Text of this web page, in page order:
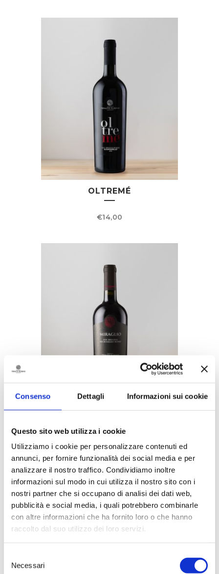
Consenso Dettagli Informazioni sui cookie
Questo sito web utilizza i cookie
Utilizziamo i cookie per personalizzare contenuti ed
annunci, per fornire funzionalità dei social media e per
analizzare il nostro traffico. Condividiamo inoltre
informazioni sul modo in cui utilizza il nostro sito con i
nostri partner che si occupano di analisi dei dati web,
pubblicità e social media, i quali potrebbero combinarle
con altre informazioni che ha fornito loro o che hanno
raccolto dal suo utilizzo dei loro servizi.
delNecessari
OLTREMÉ
€14,00